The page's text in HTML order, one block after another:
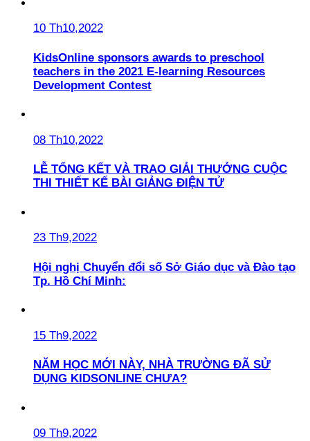
10 Th10,2022
KidsOnline sponsors awards to preschool
teachers in the 2021 E-learning Resources
Development Contest
08 Th10,2022
LỄ TỔNG KẾT VÀ TRAO GIẢI THƯỞNG CUỘC
THI THIẾT KẾ BÀI GIẢNG ĐIỆN TỬ
23 Th9,2022
Hội nghị Chuyển đổi số Sở Giáo dục và Đào tạo
Tp. Hồ Chí Minh:
15 Th9,2022
NĂM HỌC MỚI NÀY, NHÀ TRƯỜNG ĐÃ SỬ
DỤNG KIDSONLINE CHƯA?
09 Th9,2022